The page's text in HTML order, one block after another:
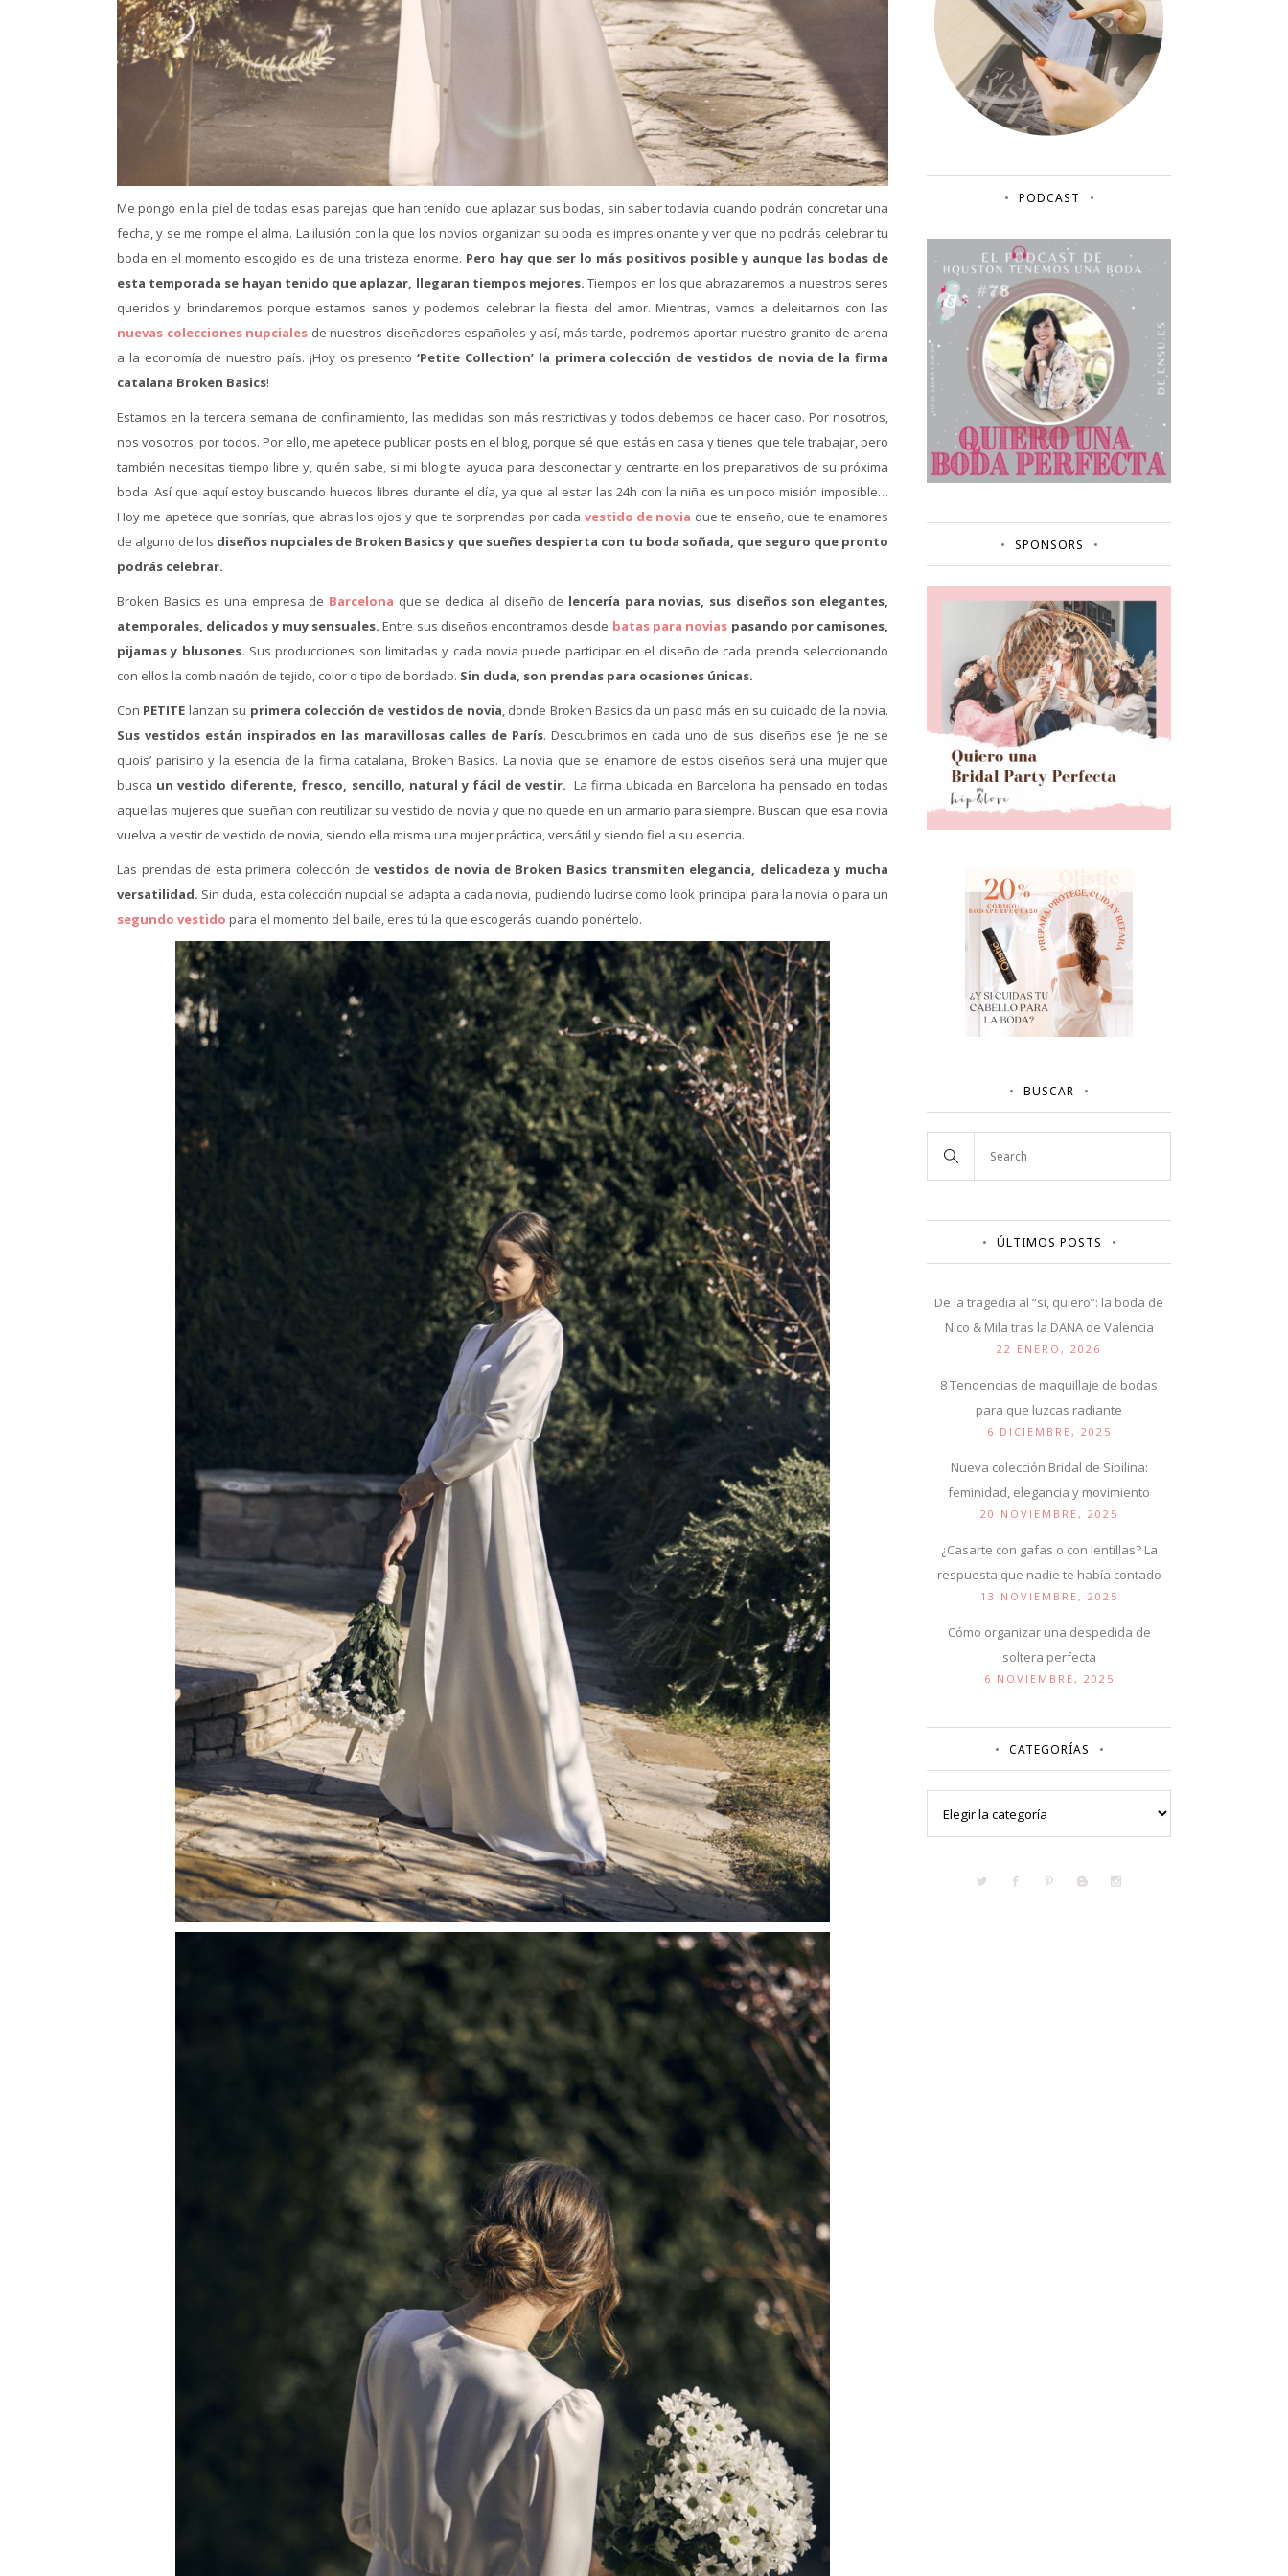
Me pongo en la piel de todas esas parejas que han tenido que aplazar sus bodas, sin saber todavía cuando podrán concretar una
fecha, y se me rompe el alma. La ilusión con la que los novios organizan su boda es impresionante y ver que no podrás celebrar tu
boda en el momento escogido es de una tristeza enorme. Pero hay que ser lo más positivos posible y aunque las bodas de
esta temporada se hayan tenido que aplazar, llegaran tiempos mejores. Tiempos en los que abrazaremos a nuestros seres
queridos y brindaremos porque estamos sanos y podemos celebrar la fiesta del amor. Mientras, vamos a deleitarnos con las
nuevas colecciones nupciales de nuestros diseñadores españoles y así, más tarde, podremos aportar nuestro granito de arena
a la economía de nuestro país. ¡Hoy os presento‘Petite Collection’ la primera colección de vestidos de novia de la firma
catalana Broken Basics!
Estamos en la tercera semana de confinamiento, las medidas son más restrictivas y todos debemos de hacer caso. Por nosotros,
nos vosotros, por todos. Por ello, me apetece publicar posts en el blog, porque sé que estás en casa y tienes que tele trabajar, pero
también necesitas tiempo libre y, quién sabe, si mi blog te ayuda para desconectar y centrarte en los preparativos de su próxima
boda. Así que aquí estoy buscando huecos libres durante el día, ya que al estar las 24h con la niña es un poco misión imposible…
Hoy me apetece que sonrías, que abras los ojos y que te sorprendas por cada vestido de novia que te enseño, que te enamores
de alguno de los diseños nupciales de Broken Basics y que sueñes despierta con tu boda soñada, que seguro que pronto
podrás celebrar.
Broken Basics es una empresa de Barcelona que se dedica al diseño de lencería para novias, sus diseños son elegantes,
atemporales, delicados y muy sensuales. Entre sus diseños encontramos desde batas para novias pasando por camisones,
pijamas y blusones. Sus producciones son limitadas y cada novia puede participar en el diseño de cada prenda seleccionando
con ellos la combinación de tejido, color o tipo de bordado. Sin duda, son prendas para ocasiones únicas.
Con PETITE lanzan su primera colección de vestidos de novia, donde Broken Basics da un paso más en su cuidado de la novia.
Sus vestidos están inspirados en las maravillosas calles de París. Descubrimos en cada uno de sus diseños ese ‘je ne se
quois’ parisino y la esencia de la firma catalana, Broken Basics. La novia que se enamore de estos diseños será una mujer que
busca un vestido diferente, fresco, sencillo, natural y fácil de vestir. La firma ubicada en Barcelona ha pensado en todas
aquellas mujeres que sueñan con reutilizar su vestido de novia y que no quede en un armario para siempre. Buscan que esa novia
vuelva a vestir de vestido de novia, siendo ella misma una mujer práctica, versátil y siendo fiel a su esencia.
Las prendas de esta primera colección de vestidos de novia de Broken Basics transmiten elegancia, delicadeza y mucha
versatilidad. Sin duda, esta colección nupcial se adapta a cada novia, pudiendo lucirse como look principal para la novia o para un
segundo vestido para el momento del baile, eres tú la que escogerás cuando ponértelo.
PODCAST
SPONSORS
BUSCAR
ÚLTIMOS POSTS
De la tragedia al “sí, quiero”: la boda de
Nico & Mila tras la DANA de Valencia
22 ENERO, 2026
8 Tendencias de maquillaje de bodas
para que luzcas radiante
6 DICIEMBRE, 2025
Nueva colección Bridal de Sibilina:
feminidad, elegancia y movimiento
20 NOVIEMBRE, 2025
¿Casarte con gafas o con lentillas? La
respuesta que nadie te había contado
13 NOVIEMBRE, 2025
Cómo organizar una despedida de
soltera perfecta
6 NOVIEMBRE, 2025
CATEGORÍAS